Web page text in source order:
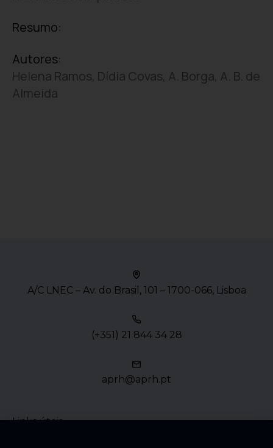
Resumo:
Autores:
Helena Ramos, Dídia Covas, A. Borga, A. B. de
Almeida
A/C LNEC – Av. do Brasil, 101 – 1700-066, Lisboa
(+351) 21 844 34 28
aprh@aprh.pt
Links úteis